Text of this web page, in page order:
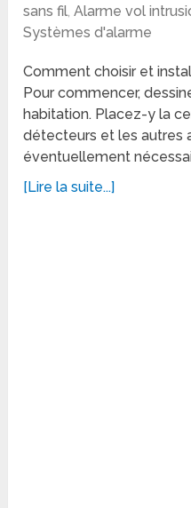
sans fil,Alarme vol
Systèmes d'alarme
Comment choisir et
Pour commencer,
habitation. Placez-y la
détecteurs et les autres
éventuellement
[Lire la suite...]